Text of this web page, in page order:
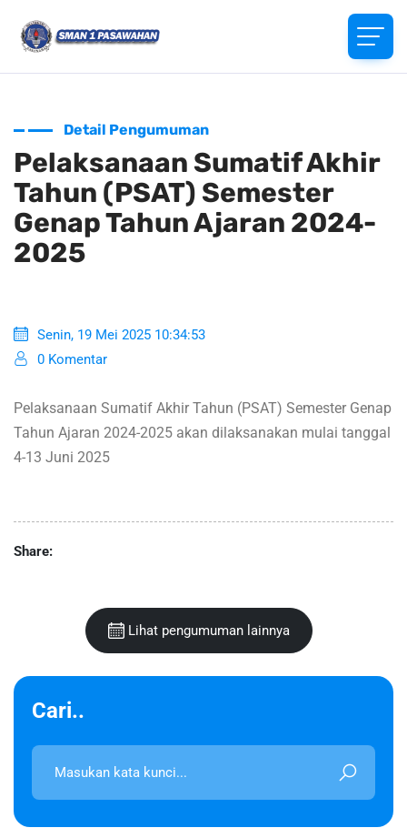
Detail Pengumuman
Pelaksanaan Sumatif Akhir
Tahun (PSAT) Semester
Genap Tahun Ajaran 2024-
2025
Senin, 19 Mei 2025 10:34:53
0 Komentar
Pelaksanaan Sumatif Akhir Tahun (PSAT) Semester Genap
Tahun Ajaran 2024-2025 akan dilaksanakan mulai tanggal
4-13 Juni 2025
Share:
Lihat pengumuman lainnya
Cari..